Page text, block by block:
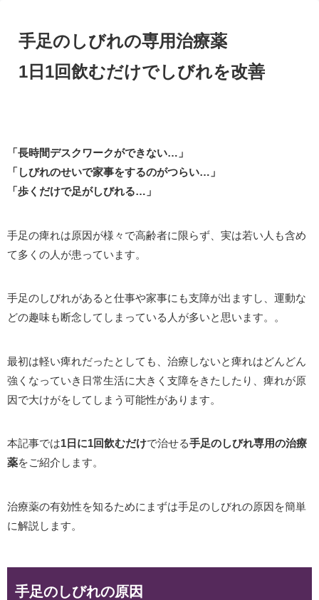
手足のしびれの専用治療薬
1日1回飲むだけでしびれを改善
「長時間デスクワークができない…」
「しびれのせいで家事をするのがつらい…」
「歩くだけで足がしびれる…」
手足の痺れは原因が様々で高齢者に限らず、実は若い人も含め
て多くの人が患っています。
手足のしびれがあると仕事や家事にも支障が出ますし、運動な
どの趣味も断念してしまっている人が多いと思います。。
最初は軽い痺れだったとしても、治療しないと痺れはどんどん
強くなっていき日常生活に大きく支障をきたしたり、痺れが原
因で大けがをしてしまう可能性があります。
本記事では1日に1回飲むだけで治せる手足のしびれ専用の治療
薬をご紹介します。
治療薬の有効性を知るためにまずは手足のしびれの原因を簡単
に解説します。
手足のしびれの原因